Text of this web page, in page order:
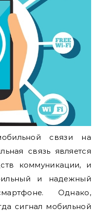
связи на
связь является
коммуникации, и
и надежный
Однако,
сигнал мобильной